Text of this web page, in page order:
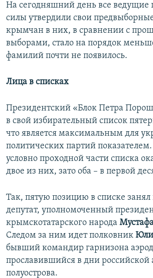
На сегодняшний день все ведущие
силы утвердили свои
крымчан в них, в сравнении с
выборами, стало на порядок
фамилий почти не появилось.
Лица в списках
Президентский «Блок Петра
в свой избирательный список
что является максимальным для
политических партий
условно проходной части списка
двое из них, зато оба – в первой
Так, пятую позицию в списке
депутат, уполномоченный
крымскотатарского народа
Следом за ним идет полковник
бывший командир гарнизона
прославившийся в дни российской
полуострова.